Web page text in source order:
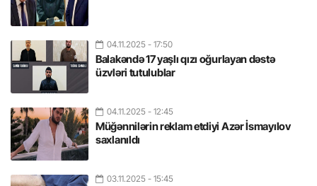
04.11.2025 - 17:50
Balakəndə 17 yaşlı qızı oğurlayan dəstə
üzvləri tutulublar
04.11.2025 - 12:45
Müğənnilərin reklam etdiyi Azər İsmayılov
saxlanıldı
03.11.2025 - 15:45